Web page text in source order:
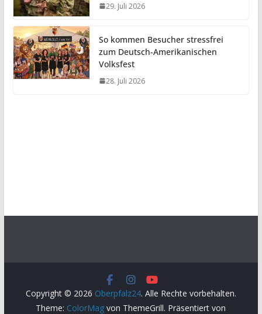
29. Juli 2026
So kommen Besucher stressfrei
zum Deutsch-Amerikanischen
Volksfest
28. Juli 2026
Copyright © 2026 Oberpfalz24. Alle Rechte vorbehalten.
Theme: ColorMag von ThemeGrill. Präsentiert von